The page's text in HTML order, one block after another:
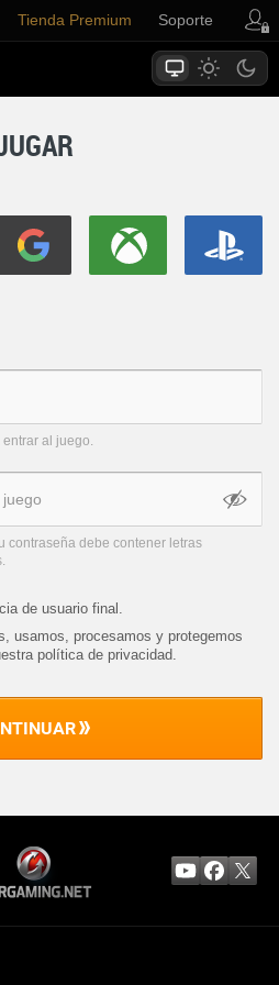
Tienda Premium Soporte
al juego.
contraseña debe contener letras
de usuario final .
usamos, procesamos y protegemos
política de privacidad.